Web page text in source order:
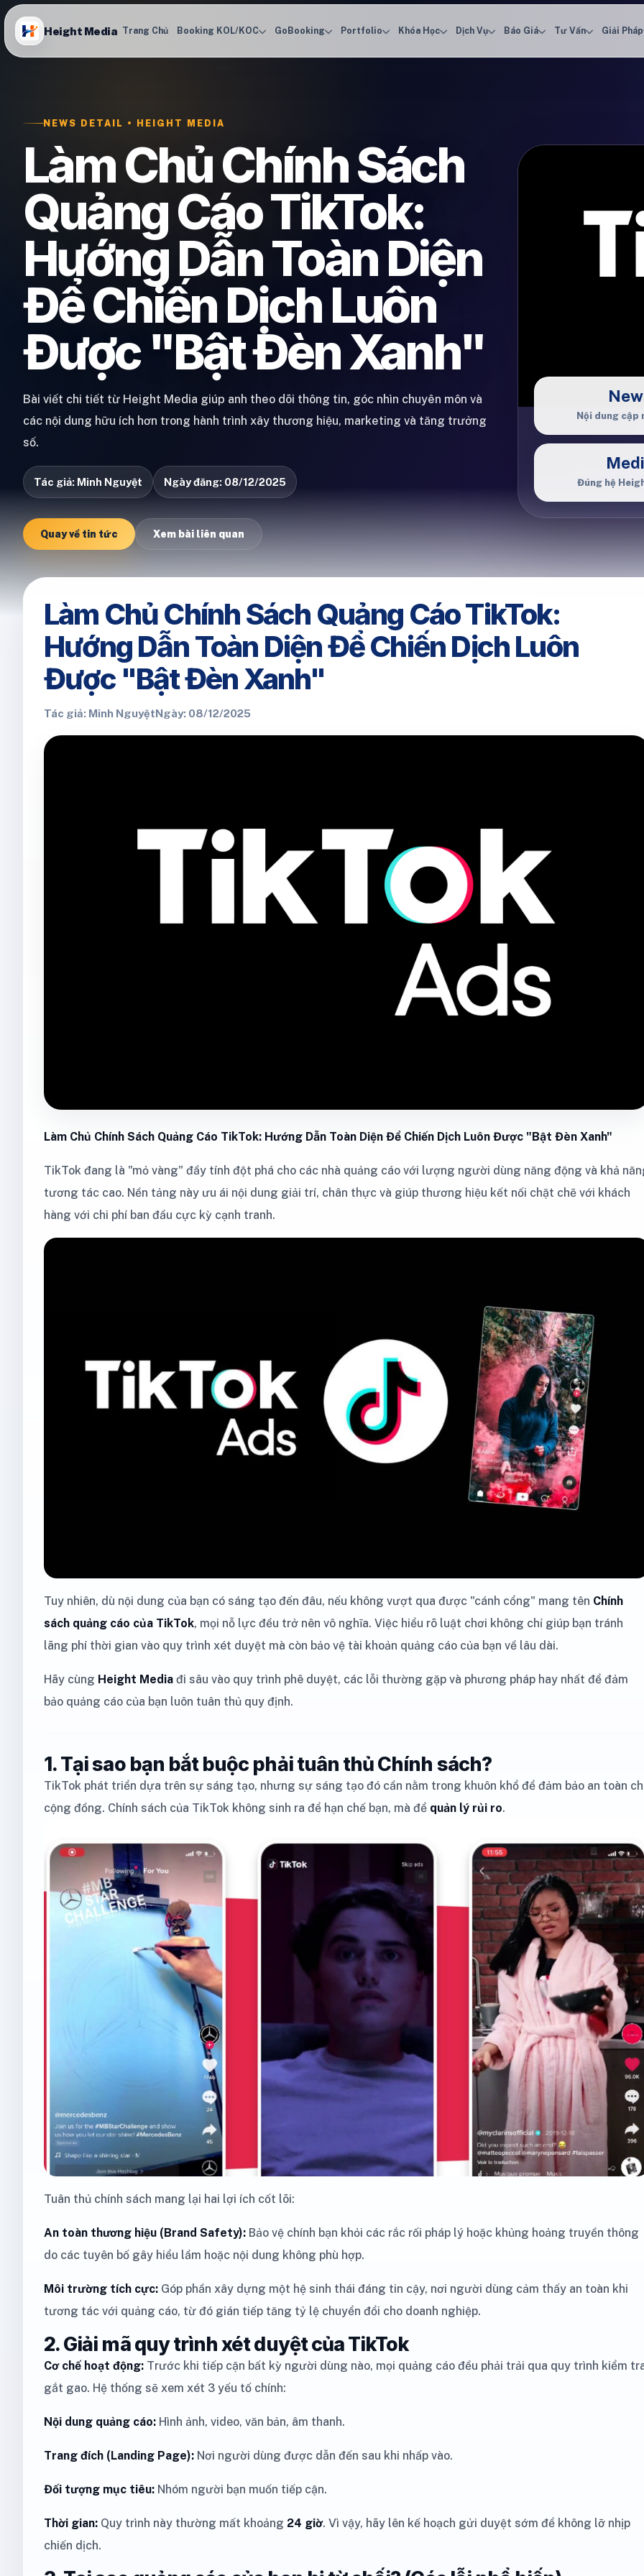
Height Media Trang Chủ Booking KOL/KOC GoBooking Portfolio Khóa Học Dịch Vụ Báo Giá Tư Vấn Giải Pháp
NEWS DETAIL • HEIGHT MEDIA
Làm Chủ Chính Sách
Quảng Cáo TikTok:
Hướng Dẫn Toàn Diện
Để Chiến Dịch Luôn
Được "Bật Đèn Xanh"
Bài viết chi tiết từ Height Media giúp anh theo dõi thông tin, góc nhìn chuyên môn và
các nội dung hữu ích hơn trong hành trình xây thương hiệu, marketing và tăng trưởng
số.
Tác giả: Minh Nguyệt Ngày đăng: 08/12/2025
Quay về tin tức Xem bài liên quan
Nội dung cập
Đúng hệ
Làm Chủ Chính Sách Quảng Cáo TikTok:
Hướng Dẫn Toàn Diện Để Chiến Dịch Luôn
Được "Bật Đèn Xanh"
Tác giả: Minh NguyệtNgày: 08/12/2025
Làm Chủ Chính Sách Quảng Cáo TikTok: Hướng Dẫn Toàn Diện Để Chiến Dịch Luôn Được "Bật Đèn Xanh"
TikTok đang là "mỏ vàng" đầy tính đột phá cho các nhà quảng cáo với lượng người dùng năng động và khả
tương tác cao. Nền tảng này ưu ái nội dung giải trí, chân thực và giúp thương hiệu kết nối chặt chẽ với khách
hàng với chi phí ban đầu cực kỳ cạnh tranh.
Tuy nhiên, dù nội dung của bạn có sáng tạo đến đâu, nếu không vượt qua được "cánh cổng" mang tên Chính
sách quảng cáo của TikTok, mọi nỗ lực đều trở nên vô nghĩa. Việc hiểu rõ luật chơi không chỉ giúp bạn tránh
lãng phí thời gian vào quy trình xét duyệt mà còn bảo vệ tài khoản quảng cáo của bạn về lâu dài.
Hãy cùng Height Media đi sâu vào quy trình phê duyệt, các lỗi thường gặp và phương pháp hay nhất để đảm
bảo quảng cáo của bạn luôn tuân thủ quy định.
1. Tại sao bạn bắt buộc phải tuân thủ Chính sách?
TikTok phát triển dựa trên sự sáng tạo, nhưng sự sáng tạo đó cần nằm trong khuôn khổ để đảm bảo an toàn
cộng đồng. Chính sách của TikTok không sinh ra để hạn chế bạn, mà để quản lý rủi ro.
Tuân thủ chính sách mang lại hai lợi ích cốt lõi:
An toàn thương hiệu (Brand Safety): Bảo vệ chính bạn khỏi các rắc rối pháp lý hoặc khủng hoảng truyền thông
do các tuyên bố gây hiểu lầm hoặc nội dung không phù hợp.
Môi trường tích cực: Góp phần xây dựng một hệ sinh thái đáng tin cậy, nơi người dùng cảm thấy an toàn khi
tương tác với quảng cáo, từ đó gián tiếp tăng tỷ lệ chuyển đổi cho doanh nghiệp.
2. Giải mã quy trình xét duyệt của TikTok
Cơ chế hoạt động: Trước khi tiếp cận bất kỳ người dùng nào, mọi quảng cáo đều phải trải qua quy trình kiểm
gắt gao. Hệ thống sẽ xem xét 3 yếu tố chính:
Nội dung quảng cáo: Hình ảnh, video, văn bản, âm thanh.
Trang đích (Landing Page): Nơi người dùng được dẫn đến sau khi nhấp vào.
Đối tượng mục tiêu: Nhóm người bạn muốn tiếp cận.
Thời gian: Quy trình này thường mất khoảng 24 giờ. Vì vậy, hãy lên kế hoạch gửi duyệt sớm để không lỡ nhịp
chiến dịch.